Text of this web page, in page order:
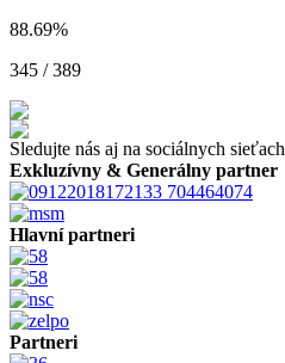
88.69%
345 / 389
Sledujte nás aj na sociálnych sieťach
Exkluzívny & Generálny partner
Hlavní partneri
Partneri